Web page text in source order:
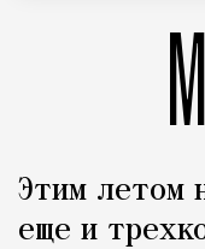
Этим летом
еще и